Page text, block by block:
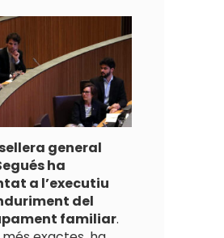
general
ha
a l’executiu
del
familiar.